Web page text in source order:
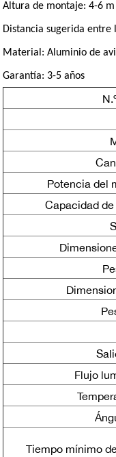
Altura de montaje: 4-6 m
Distancia sugerida entre
Material: Aluminio de
Garantía: 3-5 años
Potencia del
Capacidad de
Flujo
Tiempo mínimo